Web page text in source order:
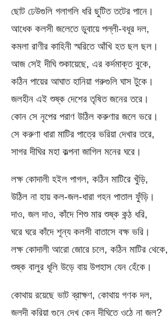
ছোট ঢেউগুলি গলাগলি ধরি ছুটিত তটের পানে।
আধেক কলসী জলেতে ডুবায়ে পল্লী-বধূর দল,
কমলা রাণীর কাহিনী স্মরিতে আঁখি হত ছল ছল।
আজ সেই দীঘি শুকায়েছে, এর কর্দমাক্ত বুকে,
কঠিন পায়ের আঘাত হানিয়া গরুগুলি ঘাস টুকে।
জলহীন এই শুষ্ক দেশের তৃষিত জনের তরে।
কোন সে নৃপের পরাণ উঠিল করুণার জলে ভরে।
সে করুণা ধারা মাটির পাত্রে ভরিয়া দেখার তরে,
সাগর দীঘির মহা কল্পনা জাগিল মনের ঘরে।
লক্ষ কোদালী হইল পাগল, কঠিন মাটিরে খুঁড়ি,
উঠিল না হায় কল-জল-ধারা গহন পাতাল ফুঁড়ি।
দাও, জল দাও, কাঁদে শিশু মার শুষ্ক কন্ঠ ধরি,
ঘরে ঘরে কাঁদে শূন্য কলসী বাতাসে বক্ষ ভরি।
লক্ষ কোদালী আরো জোরে চলে, কঠিন মাটির থেকে,
শুষ্ক বালুর ধূলি উড়ে বায় উপহাস যেন হেঁকে।
কোথায় রয়েছে ভাট ব্রাক্ষণ, কোথায় গণক দল,
জলদী করিয়া গুনে দেখ কেন দীঘিতে ওঠে না জল?